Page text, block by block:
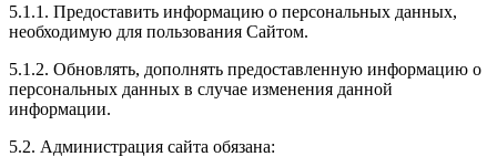
5.1.1. Предоставить информацию о персональных данных,
необходимую для пользования Сайтом.
5.1.2. Обновлять, дополнять предоставленную информацию о
персональных данных в случае изменения данной
информации.
5.2. Администрация сайта обязана: